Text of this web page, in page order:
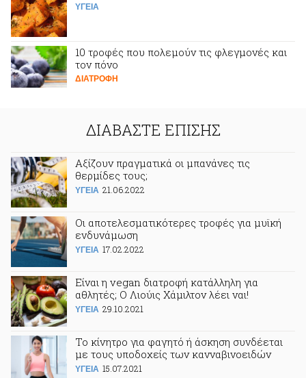
ΥΓΕΙΑ
10 τροφές που πολεμούν τις φλεγμονές και
τον πόνο
ΔΙΑΤΡΟΦΗ
ΔΙΑΒΑΣΤΕ ΕΠΙΣΗΣ
Αξίζουν πραγματικά οι μπανάνες τις
θερμίδες τους;
ΥΓΕΙΑ 21.06.2022
Οι αποτελεσματικότερες τροφές για μυϊκή
ενδυνάμωση
ΥΓΕΙΑ 17.02.2022
Είναι η vegan διατροφή κατάλληλη για
αθλητές; Ο Λιούις Χάμιλτον λέει ναι!
ΥΓΕΙΑ 29.10.2021
Το κίνητρο για φαγητό ή άσκηση συνδέεται
με τους υποδοχείς των κανναβινοειδών
ΥΓΕΙΑ 15.07.2021